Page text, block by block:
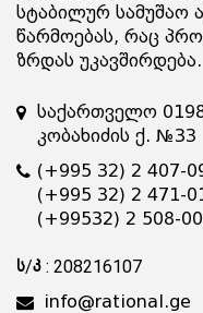
სტაბილურ სამუშაო
წარმოებას, რაც
ზრდას უკავშირდება.
საქართველო
კობახიძის ქ. №33
(+995 32) 2 407-
(+995 32) 2 471-
(+99532) 2 508-
ს/კ : 208216107
info@rational.ge